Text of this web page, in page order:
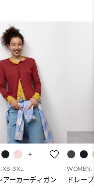
XS-3XL
アーカーディガン
WOMEN,
ドレー